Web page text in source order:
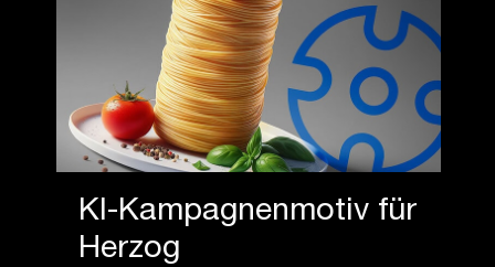
KI-Kampagnenmotiv für
Herzog